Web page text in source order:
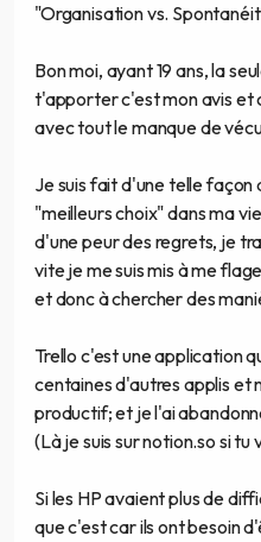
"Organisation vs.
Bon moi, ayant 19 ans, la
t'apporter c'est mon avis et
avec tout le manque de
Je suis fait d'une telle façon
"meilleurs choix" dans ma
d'une peur des regrets, je
vite je me suis mis à me
et donc à chercher des
Trello c'est une application
centaines d'autres applis et
productif; et je l'ai
(Là je suis sur notion.so si
Si les HP avaient plus de
que c'est car ils ont besoin